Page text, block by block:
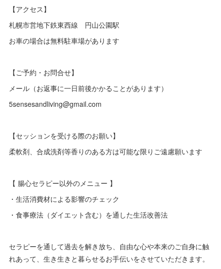
【アクセス】
札幌市営地下鉄東西線 円山公園駅
お車の場合は無料駐車場があります
【ご予約・お問合せ】
メール（お返事に一日前後かかることがあります）
5sensesandliving@gmail.com
【セッションを受ける際のお願い】
柔軟剤、合成洗剤等香りのある方は可能な限りご遠慮願います
【 腸心セラピー以外のメニュー 】
・生活消費材による影響のチェック
・食事療法（ダイエット含む）を通した生活改善法
セラピーを通して過去を解き放ち、自由な心や本来のご自身に触
れあって、生き生きと暮らせるお手伝いをさせていただきます。